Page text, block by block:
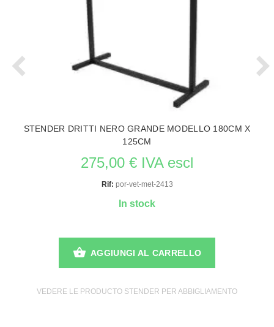
STENDER DRITTI NERO GRANDE MODELLO 180CM X
125CM
275,00 € IVA escl
Rif: por-vet-met-2413
In stock
AGGIUNGI AL CARRELLO
VEDERE LE PRODUCTO STENDER PER ABBIGLIAMENTO